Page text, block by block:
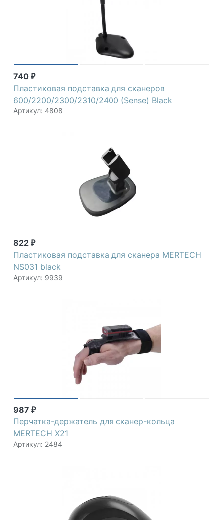
740 ₽
Пластиковая подставка для сканеров
600/2200/2300/2310/2400 (Sense) Black
Артикул: 4808
822 ₽
Пластиковая подставка для сканера MERTECH
NS031 black
Артикул: 9939
987 ₽
Перчатка-держатель для сканер-кольца
MERTECH X21
Артикул: 2484